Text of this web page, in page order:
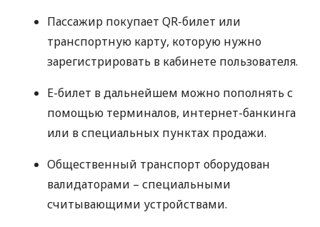
Пассажир покупает QR-билет или
транспортную карту, которую нужно
зарегистрировать в кабинете пользователя.
Е-билет в дальнейшем можно пополнять с
помощью терминалов, интернет-банкинга
или в специальных пунктах продажи.
Общественный транспорт оборудован
валидаторами – специальными
считывающими устройствами.